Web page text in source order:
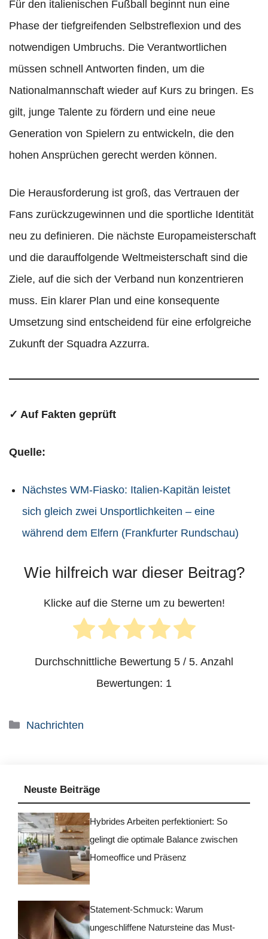
Für den italienischen Fußball beginnt nun eine
Phase der tiefgreifenden Selbstreflexion und des
notwendigen Umbruchs. Die Verantwortlichen
müssen schnell Antworten finden, um die
Nationalmannschaft wieder auf Kurs zu bringen. Es
gilt, junge Talente zu fördern und eine neue
Generation von Spielern zu entwickeln, die den
hohen Ansprüchen gerecht werden können.
Die Herausforderung ist groß, das Vertrauen der
Fans zurückzugewinnen und die sportliche Identität
neu zu definieren. Die nächste Europameisterschaft
und die darauffolgende Weltmeisterschaft sind die
Ziele, auf die sich der Verband nun konzentrieren
muss. Ein klarer Plan und eine konsequente
Umsetzung sind entscheidend für eine erfolgreiche
Zukunft der Squadra Azzurra.
✓ Auf Fakten geprüft
Quelle:
Nächstes WM-Fiasko: Italien-Kapitän leistet
sich gleich zwei Unsportlichkeiten – eine
während dem Elfern (Frankfurter Rundschau)
Wie hilfreich war dieser Beitrag?
Klicke auf die Sterne um zu bewerten!
Durchschnittliche Bewertung 5 / 5. Anzahl
Bewertungen: 1
Kategorien
Nachrichten
Neuste Beiträge
Hybrides Arbeiten perfektioniert: So
gelingt die optimale Balance zwischen
Homeoffice und Präsenz
Statement-Schmuck: Warum
ungeschliffene Natursteine das Must-